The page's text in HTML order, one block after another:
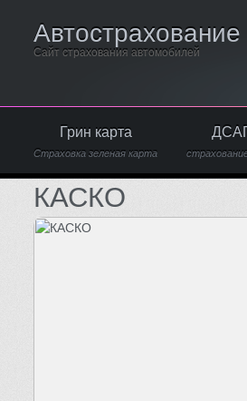
Автострахование
Сайт страхования автомобилей
Грин карта
Страховка зеленая карта
КАСКО